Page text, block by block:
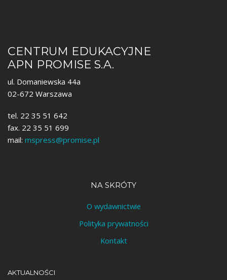
CENTRUM EDUKACYJNE
APN PROMISE S.A.
ul. Domaniewska 44a
02-672 Warszawa
tel. 22 35 51 642
fax. 22 35 51 699
mail: mspress@promise.pl
NA SKRÓTY
O wydawnictwie
Polityka prywatności
Kontakt
AKTUALNOŚCI